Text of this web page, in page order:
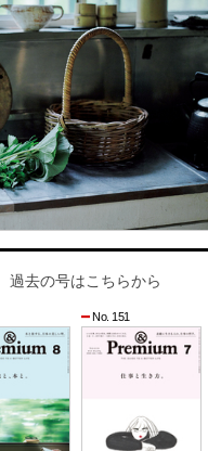
過去の号はこちらから
No. 151